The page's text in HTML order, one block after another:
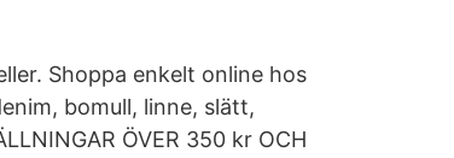
Shoppa enkelt online hos
bomull, linne, slätt,
ÖVER 350 kr OCH